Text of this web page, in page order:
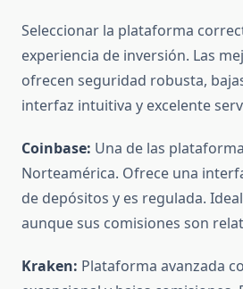
Seleccionar la plataforma
experiencia de inversión. Las
ofrecen seguridad robusta,
interfaz intuitiva y excelente
Coinbase: Una de las
Norteamérica. Ofrece una
de depósitos y es regulada.
aunque sus comisiones son
Kraken: Plataforma avanzada